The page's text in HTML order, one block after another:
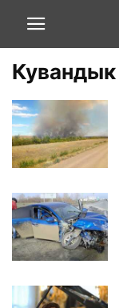
Кувандык